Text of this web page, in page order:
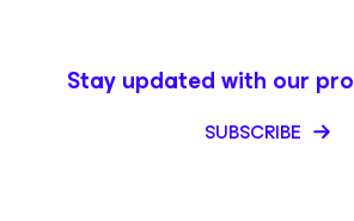
Stay updated with our
SUBSCRIBE